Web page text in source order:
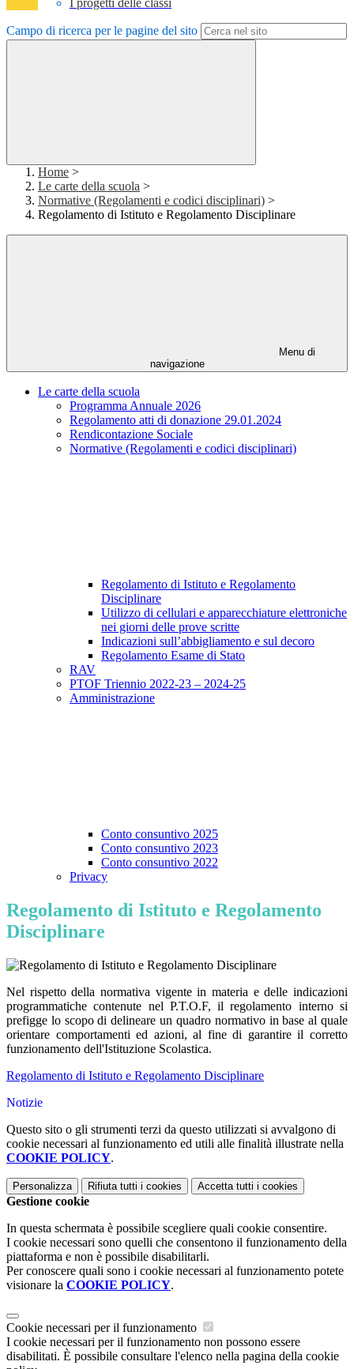
I progetti delle classi
Campo di ricerca per le pagine del sito
Home >
Le carte della scuola >
Normative (Regolamenti e codici disciplinari) >
Regolamento di Istituto e Regolamento Disciplinare
Menu di
navigazione
Le carte della scuola
Programma Annuale 2026
Regolamento atti di donazione 29.01.2024
Rendicontazione Sociale
Normative (Regolamenti e codici disciplinari)
Regolamento di Istituto e Regolamento
Disciplinare
Utilizzo di cellulari e apparecchiature elettroniche
nei giorni delle prove scritte
Indicazioni sull’abbigliamento e sul decoro
Regolamento Esame di Stato
RAV
PTOF Triennio 2022-23 – 2024-25
Amministrazione
Conto consuntivo 2025
Conto consuntivo 2023
Conto consuntivo 2022
Privacy
Regolamento di Istituto e Regolamento
Disciplinare
Nel rispetto della normativa vigente in materia e delle indicazioni
programmatiche contenute nel P.T.O.F, il regolamento interno si
prefigge lo scopo di delineare un quadro normativo in base al quale
orientare comportamenti ed azioni, al fine di garantire il corretto
funzionamento dell'Istituzione Scolastica.
Regolamento di Istituto e Regolamento Disciplinare
Notizie
Questo sito o gli strumenti terzi da questo utilizzati si avvalgono di
cookie necessari al funzionamento ed utili alle finalità illustrate nella
COOKIE POLICY.
Personalizza Rifiuta tutti i cookies Accetta tutti i cookies
Gestione cookie
In questa schermata è possibile scegliere quali cookie consentire.
I cookie necessari sono quelli che consentono il funzionamento della
piattaforma e non è possibile disabilitarli.
Per conoscere quali sono i cookie necessari al funzionamento potete
visionare la COOKIE POLICY.
Cookie necessari per il funzionamento
I cookie necessari per il funzionamento non possono essere
disabilitati. È possibile consultare l'elenco nella pagina della cookie